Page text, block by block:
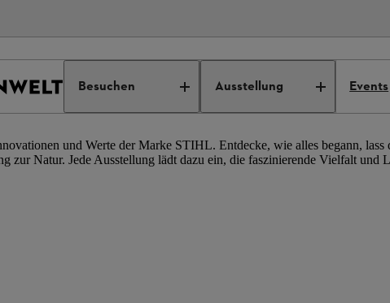
Besuchen Ausstellung Events
und Werte der Marke STIHL. Entdecke, wie alles begann, lass
zur Natur. Jede Ausstellung lädt dazu ein, die faszinierende Vielfalt und